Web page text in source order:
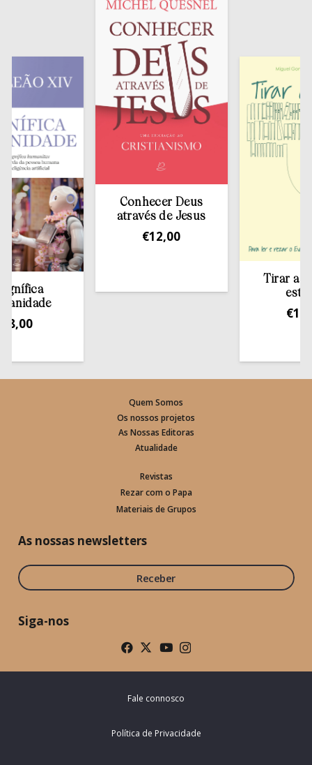
Conhecer Deus
através de Jesus
12,00
Tirar a
estante
13,50
Quem Somos
Os nossos projetos
As Nossas Editoras
Atualidade
Revistas
Rezar com o Papa
Materiais de Grupos
As nossas newsletters
Receber
Siga-nos
Fale connosco
Política de Privacidade